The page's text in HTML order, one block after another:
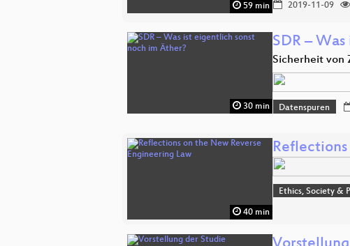
59 min 2019-11-09
30 min
SDR –
Sicherheit von
Datenspuren
40 min
Ethics, Society &